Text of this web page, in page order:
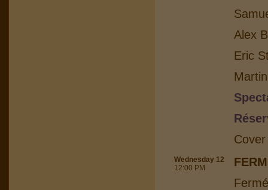
Alex
Eric
Wednesday 12
12:00 PM